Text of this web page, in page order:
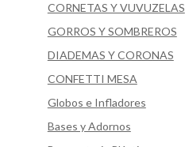
CORNETAS Y VUVUZELAS
GORROS Y SOMBREROS
DIADEMAS Y CORONAS
CONFETTI MESA
Globos e Infladores
Bases y Adornos